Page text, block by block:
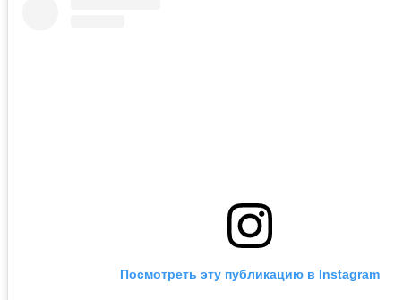
Посмотреть эту публикацию в Instagram